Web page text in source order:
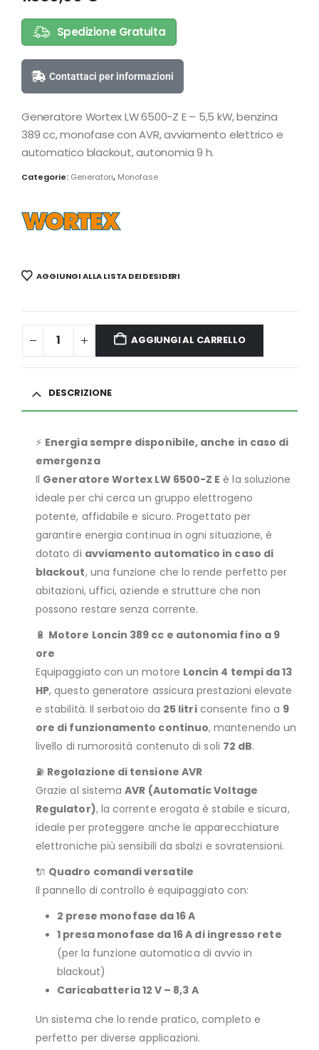
Spedizione Gratuita
Contattaci per informazioni
Generatore Wortex LW 6500-Z E – 5,5 kW, benzina
389 cc, monofase con AVR, avviamento elettrico e
automatico blackout, autonomia 9 h.
Categorie: Generatori, Monofase
AGGIUNGI ALLA LISTA DEI DESIDERI
AGGIUNGI AL CARRELLO
DESCRIZIONE
⚡ Energia sempre disponibile, anche in caso di
emergenza
Il Generatore Wortex LW 6500-Z E è la soluzione
ideale per chi cerca un gruppo elettrogeno
potente, affidabile e sicuro. Progettato per
garantire energia continua in ogni situazione, è
dotato di avviamento automatico in caso di
blackout, una funzione che lo rende perfetto per
abitazioni, uffici, aziende e strutture che non
possono restare senza corrente.
🔋 Motore Loncin 389 cc e autonomia fino a 9
ore
Equipaggiato con un motore Loncin 4 tempi da 13
HP, questo generatore assicura prestazioni elevate
e stabilità. Il serbatoio da 25 litriconsente fino a 9
ore di funzionamento continuo, mantenendo un
livello di rumorosità contenuto di soli 72 dB.
⛽ Regolazione di tensione AVR
Grazie al sistemaAVR (Automatic Voltage
Regulator), la corrente erogata è stabile e sicura,
ideale per proteggere anche le apparecchiature
elettroniche più sensibili da sbalzi e sovratensioni.
🔌 Quadro comandi versatile
Il pannello di controllo è equipaggiato con:
2 prese monofase da 16 A
1 presa monofase da 16 A di ingresso rete
(per la funzione automatica di avvio in
blackout)
Caricabatteria 12 V – 8,3 A
Un sistema che lo rende pratico, completo e
perfetto per diverse applicazioni.